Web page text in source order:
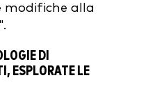
modifiche alla
DI
ESPLORATE LE